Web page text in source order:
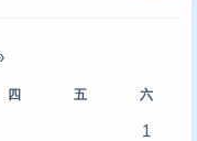
四 五 六
1